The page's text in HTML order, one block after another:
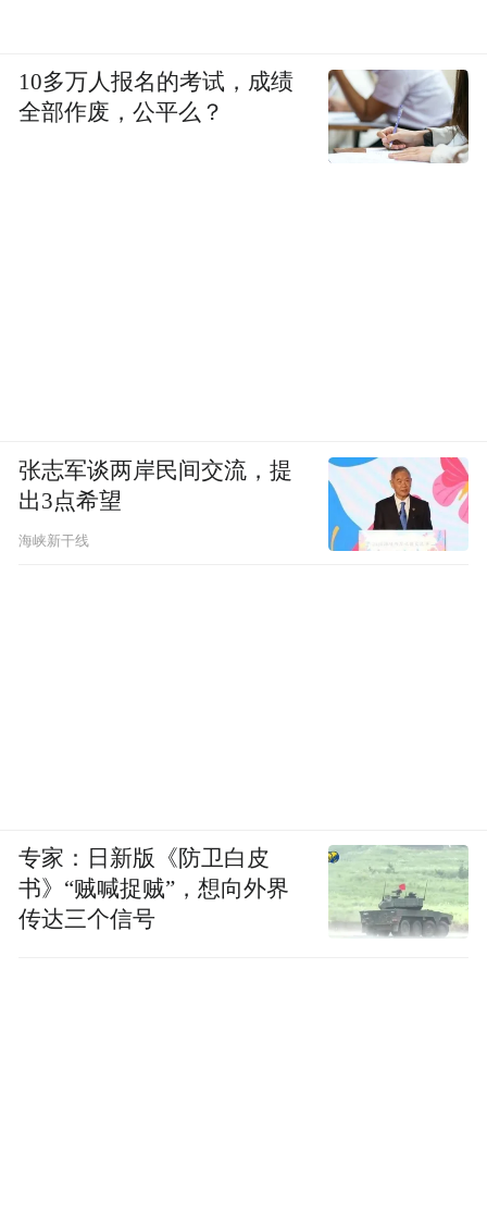
10多万人报名的考试，成绩
全部作废，公平么？
张志军谈两岸民间交流，提
出3点希望
海峡新干线
专家：日新版《防卫白皮
书》“贼喊捉贼”，想向外界
传达三个信号